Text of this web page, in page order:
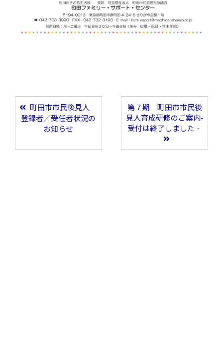
投稿ナビゲーション
町田市市民後見人
登録者／受任者状況の
お知らせ
第７期 町田市市民後
見人育成研修のご案内-
受付は終了しました‐